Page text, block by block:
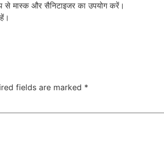
से मास्क और सैनिटाइजर का उपयोग करें।
fields are marked *